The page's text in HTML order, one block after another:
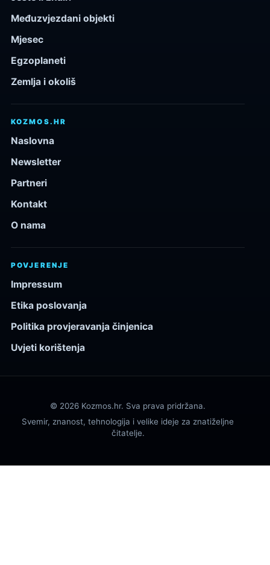
Međuzvjezdani objekti
Mjesec
Egzoplaneti
Zemlja i okoliš
KOZMOS.HR
Naslovna
Newsletter
Partneri
Kontakt
O nama
POVJERENJE
Impressum
Etika poslovanja
Politika provjeravanja činjenica
Uvjeti korištenja
© 2026 Kozmos.hr. Sva prava pridržana.
Svemir, znanost, tehnologija i velike ideje za znatiželjne
čitatelje.